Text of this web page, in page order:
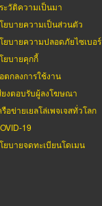
ะวัติความเป็นมา
ยบายความเป็นส่วนตัว
ยบายความปลอดภัยไซเบอร์
ยบายคุกกี้
ตกลงการใช้งาน
ยงตอบรับผู้ลงโฆษณา
รือข่ายเยลโล่เพจเจสทั่วโลก
19
ยบายจดทะเบียนโดเมน